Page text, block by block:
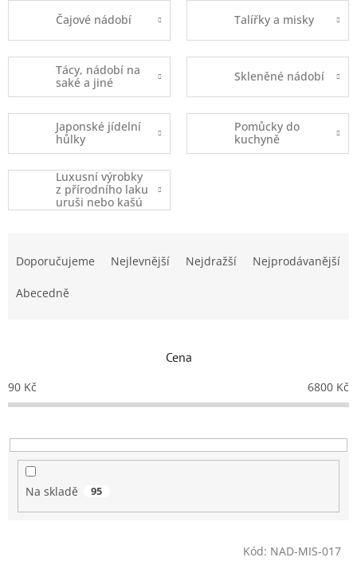
Čajové nádobí Talířky a misky
Tácy, nádobí na
saké a jiné
Skleněné nádobí
Japonské jídelní
hůlky
Pomůcky do
kuchyně
Luxusní výrobky
z přírodního laku
uruši nebo kašú
- převážně
o
d
k
t
Doporučujeme Nejlevnější Nejdražší Nejprodávanější
Abecedně
Cena
90 Kč 6800 Kč
Na skladě 95
Kód: NAD-MIS-017